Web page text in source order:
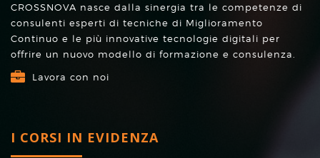
CROSSNOVA nasce dalla sinergia tra le competenze di
consulenti esperti di tecniche di Miglioramento
Continuo e le più innovative tecnologie digitali per
offrire un nuovo modello di formazione e consulenza.
Lavora con noi
I CORSI IN EVIDENZA